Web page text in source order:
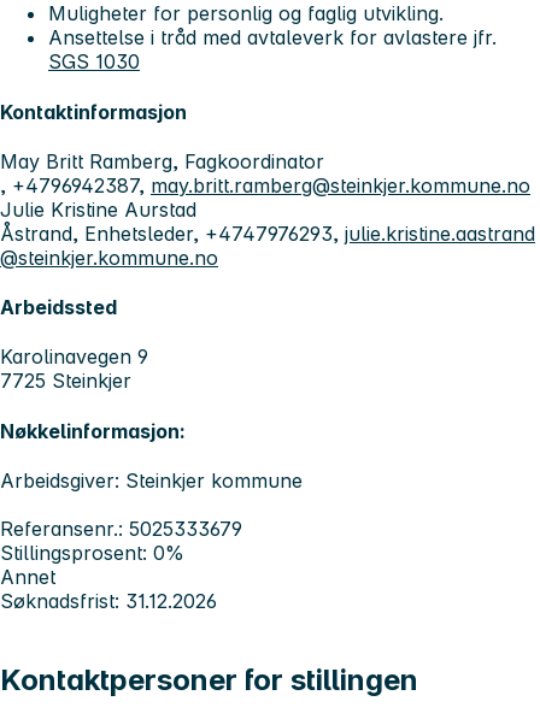
Muligheter for personlig og faglig utvikling.
Ansettelse i tråd med avtaleverk for avlastere jfr.
SGS 1030
Kontaktinformasjon
May Britt Ramberg, Fagkoordinator
, +4796942387, may.britt.ramberg@steinkjer.kommune.no
Julie Kristine Aurstad
Åstrand, Enhetsleder, +4747976293, julie.kristine.aastrand
@steinkjer.kommune.no
Arbeidssted
Karolinavegen 9
7725 Steinkjer
Nøkkelinformasjon:
Arbeidsgiver: Steinkjer kommune
Referansenr.: 5025333679
Stillingsprosent: 0%
Annet
Søknadsfrist: 31.12.2026
Kontaktpersoner for stillingen